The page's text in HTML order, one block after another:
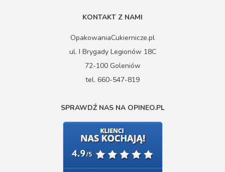
KONTAKT Z NAMI
OpakowaniaCukiernicze.pl
ul. I Brygady Legionów 18C
72-100 Goleniów
tel. 660-547-819
SPRAWDŹ NAS NA OPINEO.PL